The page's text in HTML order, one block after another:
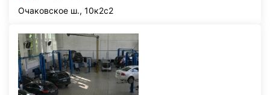
Очаковское ш., 10к2с2